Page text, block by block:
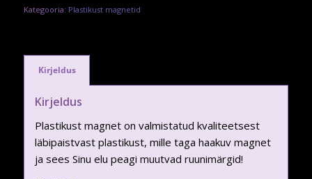
Kategooria: Plastikust magnetid
Kirjeldus
Kirjeldus
Plastikust magnet on valmistatud kvaliteetsest
läbipaistvast plastikust, mille taga haakuv magnet
ja sees Sinu elu peagi muutvad ruunimärgid!